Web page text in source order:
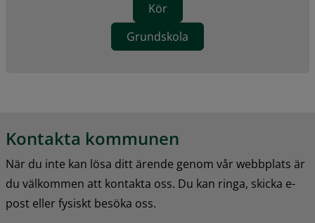
Kör
Grundskola
Kontakta kommunen
När du inte kan lösa ditt ärende genom vår webbplats är
du välkommen att kontakta oss. Du kan ringa, skicka e-
post eller fysiskt besöka oss.